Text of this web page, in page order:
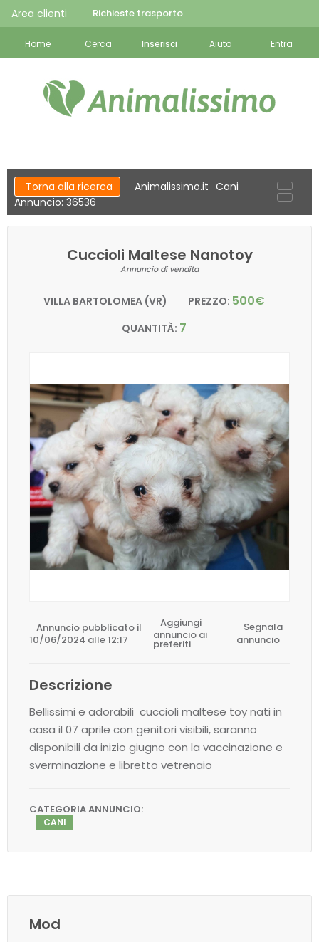
Area clienti Richieste trasporto
Home Cerca Inserisci Aiuto Entra
Torna alla ricerca Animalissimo.it Cani
Annuncio: 36536
Cuccioli Maltese Nanotoy
Annuncio di vendita
VILLA BARTOLOMEA (VR) PREZZO: 500€
QUANTITÀ: 7
Annuncio pubblicato il
10/06/2024 alle 12:17
Aggiungi
annuncio ai
preferiti
Segnala
annuncio
Descrizione
Bellissimi e adorabili cuccioli maltese toy nati in
casa il 07 aprile con genitori visibili, saranno
disponibili da inizio giugno con la vaccinazione e
sverminazione e libretto vetrenaio
CATEGORIA ANNUNCIO:
CANI
Mod